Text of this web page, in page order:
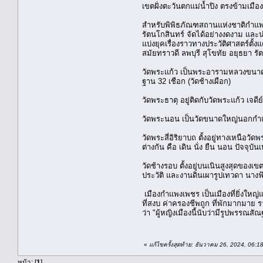
เขตฝั่งตะวันตกแม่น้ำปิง ตรงข้ามเมื
สำหรับพิพิธภัณฑสถานแห่งชาติกำแพ
รัตนโกสินทร์ จัดได้อย่างงดงาม และ
แบ่งยุคเรื่องราวทางประวัติศาสตร์ตั้ง
สมัยทราวดี ลพบุรี สุโขทัย อยุธยา รั
วัดพระแก้ว เป็นพระอารามหลวงขน
ฐาน 32 เชือก (วัดช้างเผือก)
วัดพระธาตุ อยู่ติดกับวัดพระแก้ว เจดี
วัดพระนอน เป็นวัดขนาดใหญ่นอกกำ
วัดพระสี่อิริยาบถ ตั้งอยู่ทางเหนือวัด
ต่างกัน คือ เดิน นั่ง ยืน นอน ปัจจุบัน
วัดช้างรอบ ตั้งอยู่บนเนินสูงสุดของเ
ประวัติ และงานดินเผารูปเทวดา น
เมืองกำแพงเพชร เป็นเมืองที่ยิ่งให
ที่สงบ ค่าครองชีพถูก ที่พักมากมาย
ว่า "ผู้หญิงเมืองนี้นับว่ามีรูปพรรณสัณ
« แก้ไขครั้งสุดท้าย: ธันวาคม 26, 2024,